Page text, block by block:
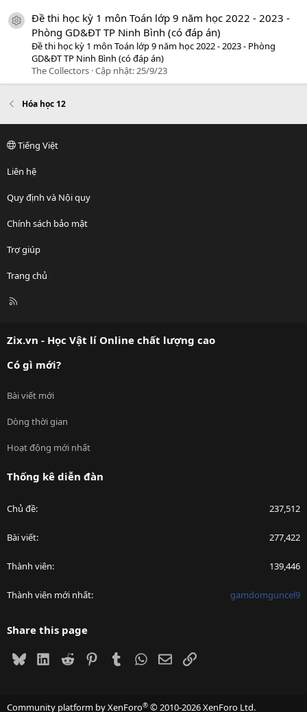
icon tài liệu
Đề thi học kỳ 1 môn Toán lớp 9 năm học 2022 - 2023 -
Phòng GD&ĐT TP Ninh Bình (có đáp án)
Đề thi học kỳ 1 môn Toán lớp 9 năm học 2022 - 2023 - Phòng
GD&ĐT TP Ninh Bình (có đáp án)
The Collectors Cập nhật: 25/9/23
Hóa học 12
Tiếng Việt
Liên hệ
Quy định và Nội quy
Chính sách bảo mật
Trợ giúp
Trang chủ
R
Zix.vn - Học Vật lí Online chất lượng cao
Có gì mới?
Bài viết mới
Dòng thời gian
Hoạt động mới nhất
Thống kê diễn đàn
Chủ đề 237,512
Bài viết 277,422
Thành viên 139,446
Thành viên mới nhất gamdomguncel9
Share this page
BlueskyLinkedIn
Reddit PinterestTumblrWhatsApp
EmailLink
Community platform by XenForo® © 2010-2026 XenForo Ltd.